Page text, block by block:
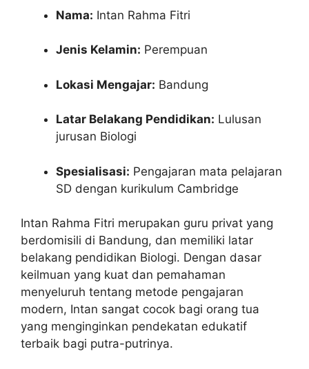
Nama: Intan Rahma Fitri
Jenis Kelamin: Perempuan
Lokasi Mengajar: Bandung
Latar Belakang Pendidikan: Lulusan
jurusan Biologi
Spesialisasi: Pengajaran mata pelajaran
SD dengan kurikulum Cambridge
Intan Rahma Fitri merupakan guru privat yang
berdomisili di Bandung, dan memiliki latar
belakang pendidikan Biologi. Dengan dasar
keilmuan yang kuat dan pemahaman
menyeluruh tentang metode pengajaran
modern, Intan sangat cocok bagi orang tua
yang menginginkan pendekatan edukatif
terbaik bagi putra-putrinya.